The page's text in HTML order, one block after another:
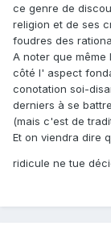
ce genre de
religion et de ses
foudres des
A noter que même
côté l' aspect
conotation soi-
derniers à se
(mais c'est de
Et on viendra dire
ridicule ne tue